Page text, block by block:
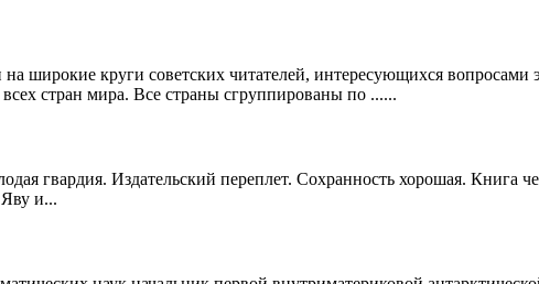
широкие круги советских читателей, интересующихся
стран мира. Все страны сгруппированы по ......
гвардия. Издательский переплет. Сохранность хорошая. Книга
и...